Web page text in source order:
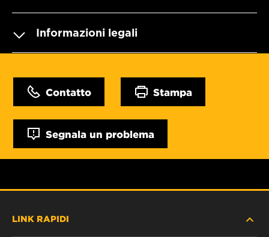
Informazioni legali
Contatto Stampa
Segnala un problema
LINK RAPIDI